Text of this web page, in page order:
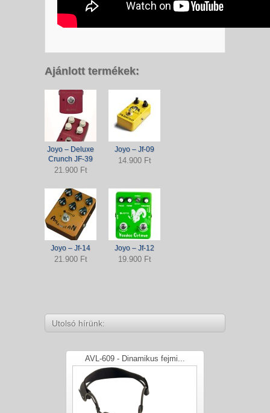
Ajánlott termékek:
Joyo – Deluxe
Crunch JF-39
21.900 Ft
Joyo – Jf-09
14.900 Ft
Joyo – Jf-14
21.900 Ft
Joyo – Jf-12
19.900 Ft
Utolsó hírünk:
AVL-609 - Dinamikus fejmi...